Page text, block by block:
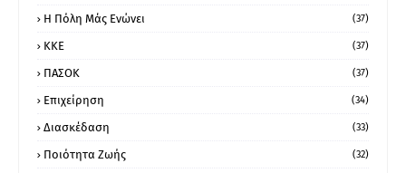
Η Πόλη Μάς Ενώνει (37)
ΚΚΕ (37)
ΠΑΣΟΚ (37)
Επιχείρηση (34)
Διασκέδαση (33)
Ποιότητα Ζωής (32)